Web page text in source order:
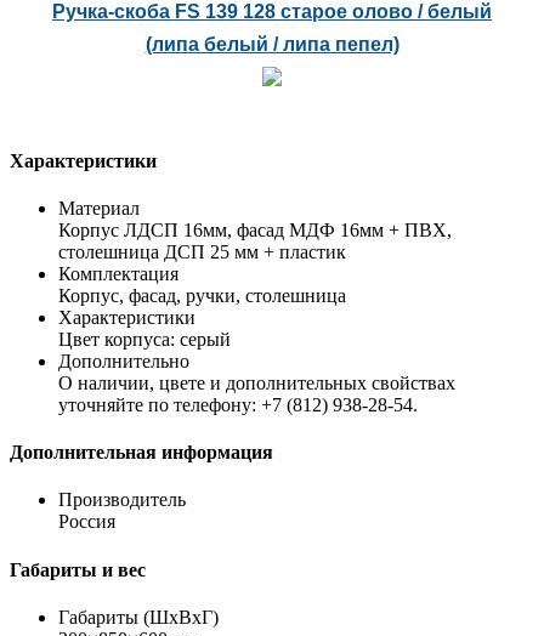
Ручка-скоба FS 139 128 старое олово / белый
(липа белый / липа пепел)
Характеристики
Материал
Корпус ЛДСП 16мм, фасад МДФ 16мм + ПВХ,
столешница ДСП 25 мм + пластик
Комплектация
Корпус, фасад, ручки, столешница
Характеристики
Цвет корпуса: серый
Дополнительно
О наличии, цвете и дополнительных свойствах
уточняйте по телефону: +7 (812) 938-28-54.
Дополнительная информация
Производитель
Россия
Габариты и вес
Габариты (ШхВхГ)